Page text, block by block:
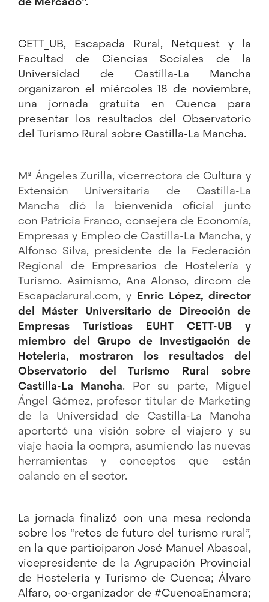
CETT_UB, Escapada Rural, Netquest y la
Facultad de Ciencias Sociales de la
Universidad de Castilla-La Mancha
organizaron el miércoles 18 de noviembre,
una jornada gratuita en Cuenca para
presentar los resultados del Observatorio
del Turismo Rural sobre Castilla-La Mancha.
Mª Ángeles Zurilla, vicerrectora de Cultura y
Extensión Universitaria de Castilla-La
Manchadió la bienvenida oficial junto
con Patricia Franco, consejera de Economía,
Empresas y Empleo de Castilla-La Mancha, y
Alfonso Silva, presidente de la Federación
Regional de Empresarios de Hostelería y
Turismo. Asimismo, Ana Alonso, dircom de
Escapadarural.com, y Enric López, director
del Máster Universitario de Dirección de
Empresas Turísticas EUHT CETT-UB y
miembro del Grupo de Investigación de
Hoteleria, mostraron los resultados del
Observatorio del Turismo Rural sobre
Castilla-La Mancha. Por su parte, Miguel
Ángel Gómez, profesor titular de Marketing
de la Universidad de Castilla-La Mancha
aportortó una visión sobre el viajero y su
viaje hacia la compra, asumiendo las nuevas
herramientas y conceptos que están
calando en el sector.
La jornada finalizó con una mesa redonda
sobre los “retos de futuro del turismo rural”,
en la que participaron José Manuel Abascal,
vicepresidente de la Agrupación Provincial
de Hostelería y Turismo de Cuenca; Álvaro
Alfaro, co-organizador de #CuencaEnamora;